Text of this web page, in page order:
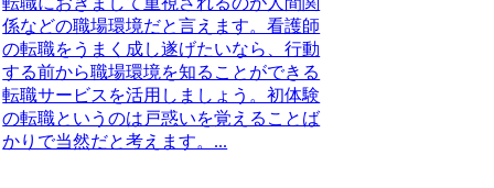
係などの職場環境だと言えます。看護師
の転職をうまく成し遂げたいなら、行動
する前から職場環境を知ることができる
転職サービスを活用しましょう。初体験
の転職というのは戸惑いを覚えることば
かりで当然だと考えます。...